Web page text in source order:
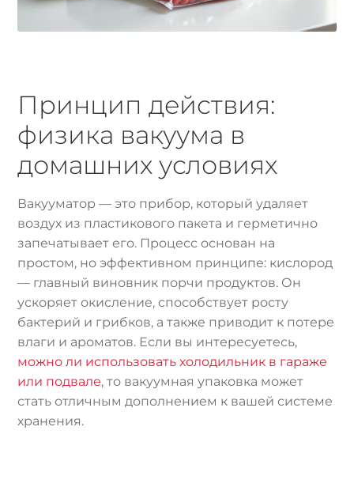
Принцип действия:
физика вакуума в
домашних условиях
Вакууматор — это прибор, который удаляет
воздух из пластикового пакета и герметично
запечатывает его. Процесс основан на
простом, но эффективном принципе: кислород
— главный виновник порчи продуктов. Он
ускоряет окисление, способствует росту
бактерий и грибков, а также приводит к потере
влаги и ароматов. Если вы интересуетесь,
можно ли использовать холодильник в гараже
или подвале, то вакуумная упаковка может
стать отличным дополнением к вашей системе
хранения.